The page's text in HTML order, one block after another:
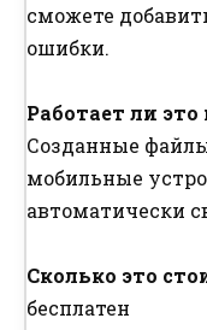
сможете
ошибки.
Работает ли
Созданные
мобильные
автоматически
Сколько это
бесплатен